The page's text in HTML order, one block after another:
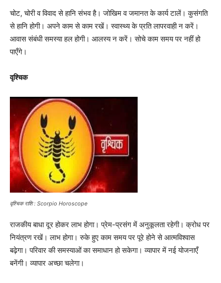
चोट, चोरी व विवाद से हानि संभव है। जोखिम व जमानत के कार्य टालें। कुसंगति
से हानि होगी। अपने काम से काम रखें। स्वास्थ्य के प्रति लापरवाही न करें।
आवास संबंधी समस्या हल होगी। आलस्य न करें। सोचे काम समय पर नहीं हो
पाएँगे।
वृश्चिक
वृश्चिक राशि : Scorpio Horoscope
राजकीय बाधा दूर होकर लाभ होगा। प्रेम-प्रसंग में अनुकूलता रहेगी। क्रोध पर
नियंत्रण रखें। लाभ होगा। रुके हुए काम समय पर पूरे होने से आत्मविश्वास
बढ़ेगा। परिवार की समस्याओं का समाधान हो सकेगा। व्यापार में नई योजनाएँ
बनेंगी। व्यापार अच्छा चलेगा।